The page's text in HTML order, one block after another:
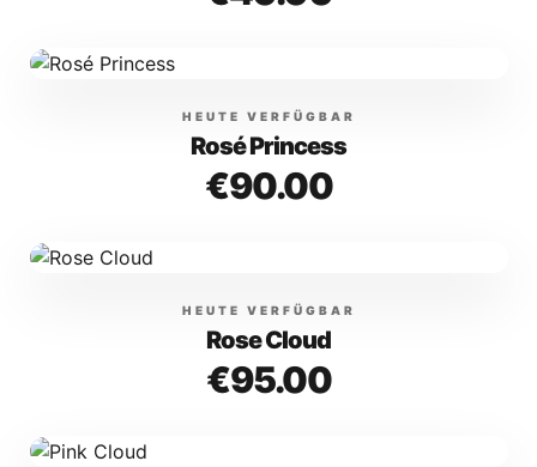
HEUTE VERFÜGBAR
Rosé Princess
€90.00
HEUTE VERFÜGBAR
Rose Cloud
€95.00